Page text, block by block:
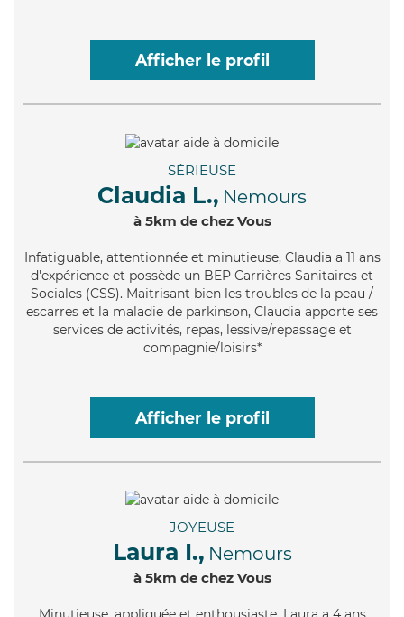
Afficher le profil
SÉRIEUSE
Claudia L., Nemours
à 5km de chez Vous
Infatiguable, attentionnée et minutieuse, Claudia a 11 ans
d'expérience et possède un BEP Carrières Sanitaires et
Sociales (CSS). Maitrisant bien les troubles de la peau /
escarres et la maladie de parkinson, Claudia apporte ses
services de activités, repas, lessive/repassage et
compagnie/loisirs*
Afficher le profil
JOYEUSE
Laura I., Nemours
à 5km de chez Vous